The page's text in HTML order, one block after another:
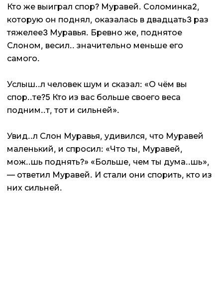
Кто же выиграл спор? Муравей. Соломинка2,
которую он поднял, оказалась в двадцать3 раз
тяжелее3 Муравья. Бревно же, поднятое
Слоном, весил.. значительно меньше его
самого.
Услыш..л человек шум и сказал: «О чём вы
спор..те?5 Кто из вас больше своего веса
подним..т, тот и сильней».
Увид..л Слон Муравья, удивился, что Муравей
маленький, и спросил: «Что ты, Муравей,
мож..шь поднять?» «Больше, чем ты дума..шь»,
— ответил Муравей. И стали они спорить, кто из
них сильней.